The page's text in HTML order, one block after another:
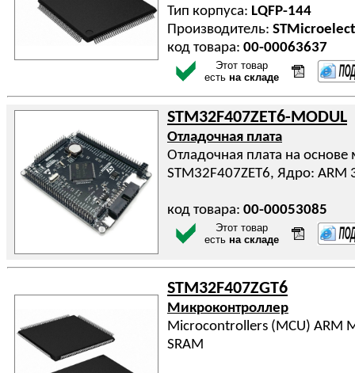
Тип корпуса: LQFP-144
Производитель:
код товара: 00-00063637
Этот товар
есть на складе
STM32F407ZET6-MODUL
Отладочная плата
Отладочная плата на
STM32F407ZET6, Ядро: ARM
код товара: 00-00053085
Этот товар
есть на складе
STM32F407ZGT6
Микроконтроллер
Microcontrollers (MCU) ARM
SRAM